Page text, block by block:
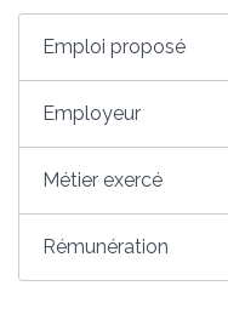
Emploi proposé
Employeur
Métier exercé
Rémunération